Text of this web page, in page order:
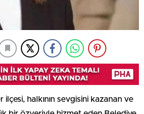
ilçesi, halkının sevgisini kazanan ve